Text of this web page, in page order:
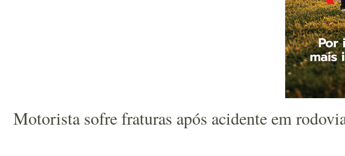
Motorista sofre fraturas após acidente em